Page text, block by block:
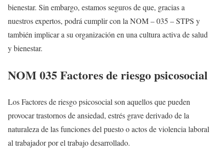
bienestar. Sin embargo, estamos seguros de que, gracias a
nuestros expertos, podrá cumplir con la NOM – 035 – STPS y
también implicar a su organización en una cultura activa de salud
y bienestar.
NOM 035 Factores de riesgo psicosocial
Los Factores de riesgo psicosocial son aquellos que pueden
provocar trastornos de ansiedad, estrés grave derivado de la
naturaleza de las funciones del puesto o actos de violencia laboral
al trabajador por el trabajo desarrollado.